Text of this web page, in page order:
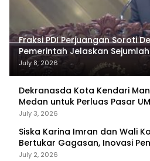
Fraksi PDI Perjuangan Soroti
Pemerintah Jelaskan
Tercapai
July 8, 2026
Dekranasda Kota Kendari
Medan untuk Perluas Pasar
Primadona
July 3, 2026
Siska Karina Imran dan Wali
Bertukar Gagasan, Inovasi
Fokus Diskusi
July 2, 2026